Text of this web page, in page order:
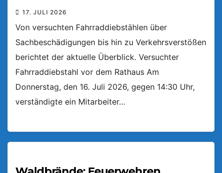
17. JULI 2026
Von versuchten Fahrraddiebstählen über
Sachbeschädigungen bis hin zu Verkehrsverstößen
berichtet der aktuelle Überblick. Versuchter
Fahrraddiebstahl vor dem Rathaus Am
Donnerstag, den 16. Juli 2026, gegen 14:30 Uhr,
verständigte ein Mitarbeiter…